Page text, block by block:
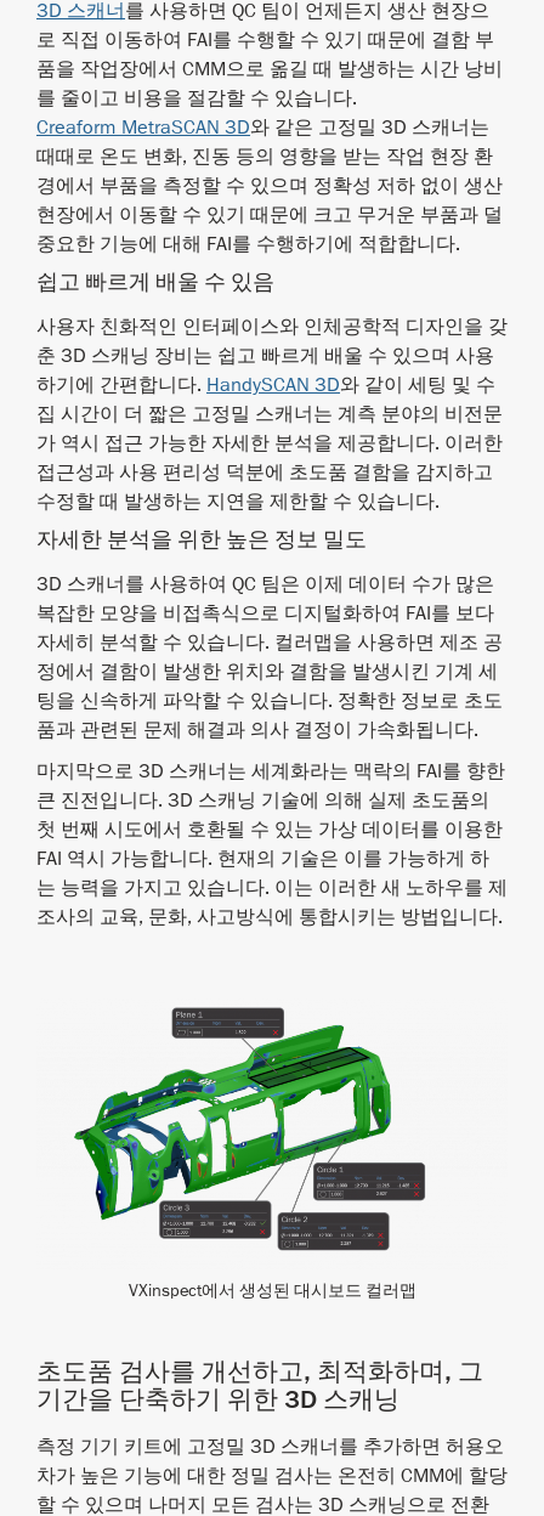
3D 스캐너를 사용하면 QC 팀이 언제든지 생산 현장으
로 직접 이동하여 FAI를 수행할 수 있기 때문에 결함 부
품을 작업장에서 CMM으로 옮길 때 발생하는 시간 낭비
를 줄이고 비용을 절감할 수 있습니다.
Creaform MetraSCAN 3D와 같은 고정밀 3D 스캐너는
때때로 온도 변화, 진동 등의 영향을 받는 작업 현장 환
경에서 부품을 측정할 수 있으며 정확성 저하 없이 생산
현장에서 이동할 수 있기 때문에 크고 무거운 부품과 덜
중요한 기능에 대해 FAI를 수행하기에 적합합니다.
쉽고 빠르게 배울 수 있음
사용자 친화적인 인터페이스와 인체공학적 디자인을 갖
춘 3D 스캐닝 장비는 쉽고 빠르게 배울 수 있으며 사용
하기에 간편합니다. HandySCAN 3D와 같이 세팅 및 수
집 시간이 더 짧은 고정밀 스캐너는 계측 분야의 비전문
가 역시 접근 가능한 자세한 분석을 제공합니다. 이러한
접근성과 사용 편리성 덕분에 초도품 결함을 감지하고
수정할 때 발생하는 지연을 제한할 수 있습니다.
자세한 분석을 위한 높은 정보 밀도
3D 스캐너를 사용하여 QC 팀은 이제 데이터 수가 많은
복잡한 모양을 비접촉식으로 디지털화하여 FAI를 보다
자세히 분석할 수 있습니다. 컬러맵을 사용하면 제조 공
정에서 결함이 발생한 위치와 결함을 발생시킨 기계 세
팅을 신속하게 파악할 수 있습니다. 정확한 정보로 초도
품과 관련된 문제 해결과 의사 결정이 가속화됩니다.
마지막으로 3D 스캐너는 세계화라는 맥락의 FAI를 향한
큰 진전입니다. 3D 스캐닝 기술에 의해 실제 초도품의
첫 번째 시도에서 호환될 수 있는 가상 데이터를 이용한
FAI 역시 가능합니다. 현재의 기술은 이를 가능하게 하
는 능력을 가지고 있습니다. 이는 이러한 새 노하우를 제
조사의 교육, 문화, 사고방식에 통합시키는 방법입니다.
VXinspect에서 생성된 대시보드 컬러맵
초도품 검사를 개선하고, 최적화하며, 그
기간을 단축하기 위한 3D 스캐닝
측정 기기 키트에 고정밀 3D 스캐너를 추가하면 허용오
차가 높은 기능에 대한 정밀 검사는 온전히 CMM에 할당
할 수 있으며 나머지 모든 검사는 3D 스캐닝으로 전환